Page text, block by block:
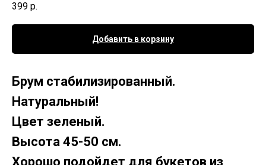
399 р.
Добавить в корзину
Брум стабилизированный.
Натуральный!
Цвет зеленый.
Высота 45-50 см.
Хорошо подойдет для букетов из